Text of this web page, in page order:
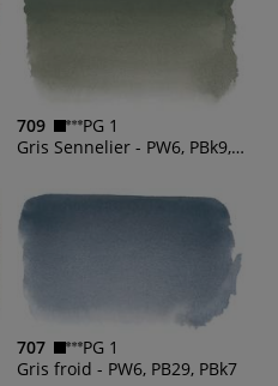
709
PG 1
Gris Sennelier - PW6, PBk9, PG17
707
PG 1
Gris froid - PW6, PB29, PBk7